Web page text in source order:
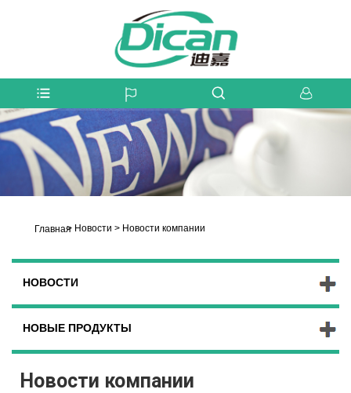
Главная
> Новости > Новости компании
НОВОСТИ
НОВЫЕ ПРОДУКТЫ
Новости компании